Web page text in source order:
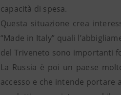
capacità di spesa.
Questa situazione crea
“Made in Italy” quali
del Triveneto sono importanti
La Russia è poi un paese
accesso e che intende portare